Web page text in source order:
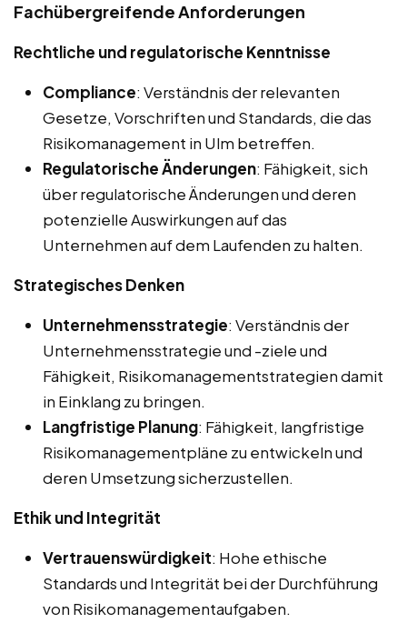
Fachübergreifende Anforderungen
Rechtliche und regulatorische Kenntnisse
Compliance: Verständnis der relevanten
Gesetze, Vorschriften und Standards, die das
Risikomanagement in Ulm betreffen.
Regulatorische Änderungen: Fähigkeit, sich
über regulatorische Änderungen und deren
potenzielle Auswirkungen auf das
Unternehmen auf dem Laufenden zu halten.
Strategisches Denken
Unternehmensstrategie: Verständnis der
Unternehmensstrategie und -ziele und
Fähigkeit, Risikomanagementstrategien damit
in Einklang zu bringen.
Langfristige Planung: Fähigkeit, langfristige
Risikomanagementpläne zu entwickeln und
deren Umsetzung sicherzustellen.
Ethik und Integrität
Vertrauenswürdigkeit: Hohe ethische
Standards und Integrität bei der Durchführung
von Risikomanagementaufgaben.